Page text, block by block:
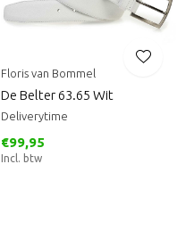
Floris van Bommel
De Belter 63.65 Wit
Deliverytime
€99,95
Incl. btw